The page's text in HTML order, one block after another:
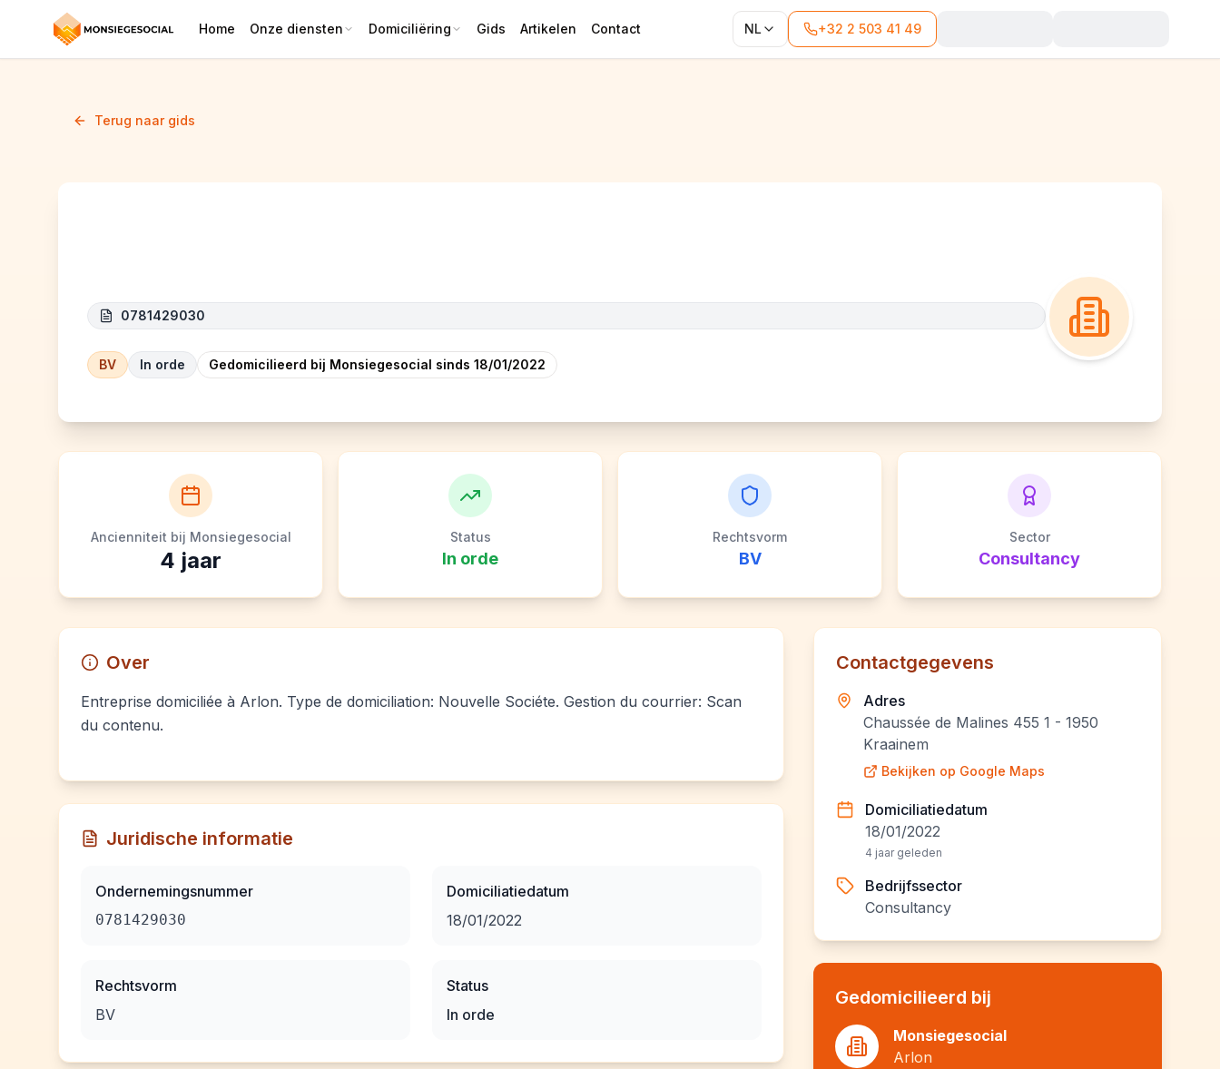
Home Onze diensten Domiciliëring Gids Artikelen Contact NL +32 2 503 41 49
Terug naar gids
0781429030
BV In orde Gedomicilieerd bij Monsiegesocial sinds 18/01/2022
Ancienniteit bij Monsiegesocial
4 jaar
Status
In orde
Rechtsvorm
BV
Sector
Consultancy
Over
Entreprise domiciliée à Arlon. Type de domiciliation: Nouvelle Sociéte. Gestion du courrier: Scan
du contenu.
Juridische informatie
Ondernemingsnummer
0781429030
Rechtsvorm
BV
Domiciliatiedatum
18/01/2022
Status
In orde
Contactgegevens
Adres
Chaussée de Malines 455 1 - 1950
Kraainem
Bekijken op Google Maps
Domiciliatiedatum
18/01/2022
4 jaar geleden
Bedrijfssector
Consultancy
Gedomicilieerd bij
Monsiegesocial
Arlon